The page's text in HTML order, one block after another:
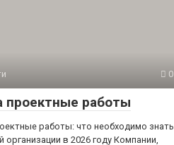
0
проектные работы
работы: что необходимо знать
организации в 2026 году Компании,